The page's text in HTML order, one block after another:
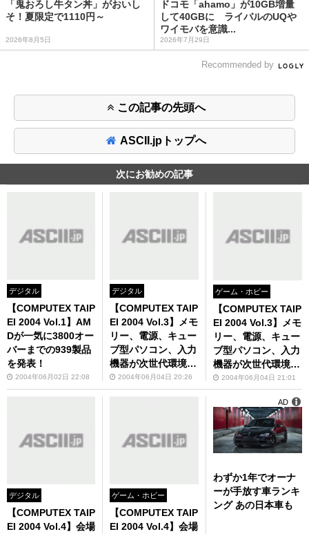
「鬼おろし牛タン丼」がおいし
そ！夏限定で1110円～
2026年8月5日
ドコモ「ahamo」が10GB増量
して40GBに ライバルのUQや
ワイモバを意識...
2026年7月29日
Recommended by
この記事の先頭へ
ASCII.jpトップへ
次にお勧めの記事
デジタル
【COMPUTEX TAIP
EI 2004 Vol.1】AM
Dが一気に3800オー
バーまでの939製品
を発表！
2004年06月02日 22:08
デジタル
【COMPUTEX TAIP
EI 2004 Vol.3】メモ
リー、電源、キュー
ブ型パソコン、入力
機器が次世代環境へ
移行中
2004年06月04日 20:26
ゲーム・ホビー
【COMPUTEX TAIP
EI 2004 Vol.3】メモ
リー、電源、キュー
ブ型パソコン、入力
機器が次世代環境へ
移行中
2004年06月04日 21:01
デジタル
【COMPUTEX TAIP
EI 2004 Vol.4】会場
ゲーム・ホビー
【COMPUTEX TAIP
EI 2004 Vol.4】会場
わずか1年でオーナ
ーが手放す車ランキ
ング あの日本車も
AD